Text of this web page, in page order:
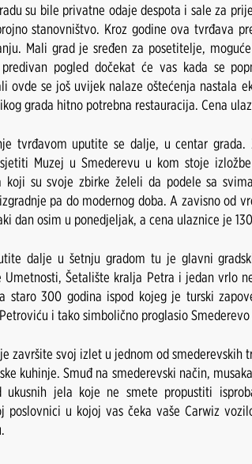
su bile privatne odaje despota i sale za
stanovništvo. Kroz godine ova tvrđava
Mali grad je sređen za posetitelje,
pogled dočekat će vas kada se
ovde se još uvijek nalaze oštećenja nastala
grada hitno potrebna restauracija. Cena
tvrđavom uputite se dalje, u centar
Muzej u Smederevu u kom stoje
koji su svoje zbirke želeli da podele sa
pa do modernog doba. A zavisno od
dan osim u ponedjeljak, a cena ulaznice je
dalje u šetnju gradom tu je glavni
Umetnosti, Šetalište kralja Petra i jedan vrlo
staro 300 godina ispod kojeg je turski
i tako simbolično proglasio
završite svoj izlet u jednom od
kuhinje. Smuđ na smederevski način,
ukusnih jela koje ne smete propustiti
poslovnici u kojoj vas čeka vaše Carwiz